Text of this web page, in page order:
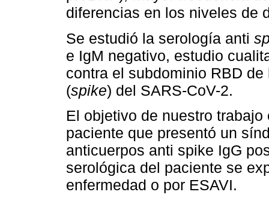
diferencias en los niveles de
Se estudió la serología anti
e IgM negativo, estudio
contra el subdominio RBD
(spike) del SARS-CoV-2.
El objetivo de nuestro
paciente que presentó un
anticuerpos anti spike IgG
serológica del paciente se
enfermedad o por ESAVI.